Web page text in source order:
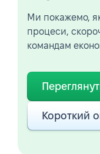
Ми покажемо,
процеси,
командам
Короткий